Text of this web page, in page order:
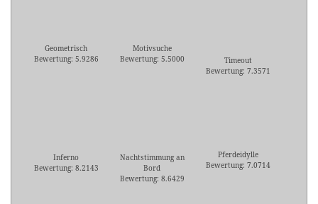
Geometrisch
Bewertung: 5.9286
Motivsuche
Bewertung: 5.5000
Timeout
Bewertung: 7.3571
Inferno
Bewertung: 8.2143
Nachtstimmung an
Bord
Bewertung: 8.6429
Pferdeidylle
Bewertung: 7.0714